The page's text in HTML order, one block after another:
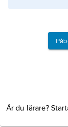
Är du lärare?